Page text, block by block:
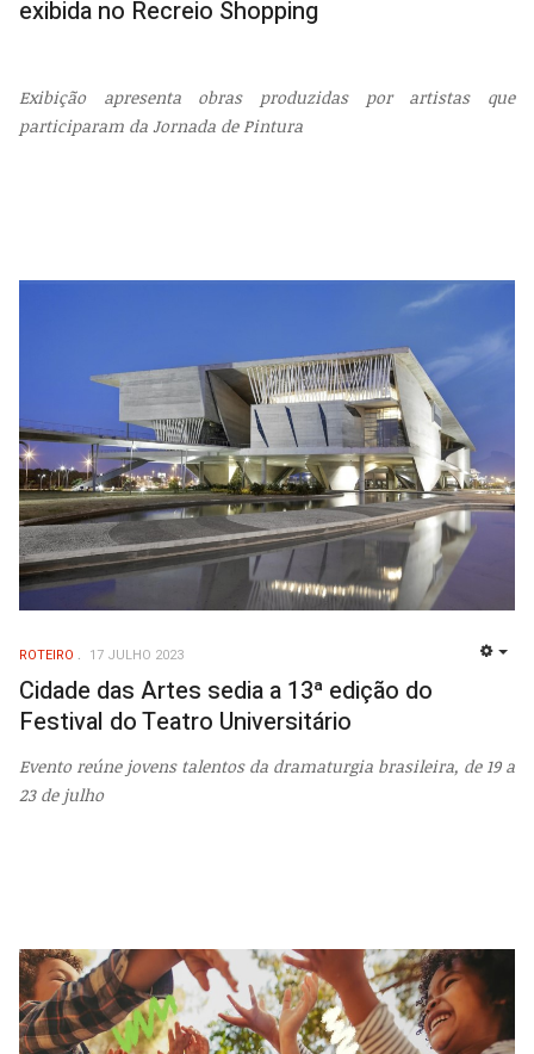
exibida no Recreio Shopping
Exibição apresenta obras produzidas por artistas que
participaram da Jornada de Pintura
ROTEIRO 17 JULHO 2023
Cidade das Artes sedia a 13ª edição do
Festival do Teatro Universitário
Evento reúne jovens talentos da dramaturgia brasileira, de 19 a
23 de julho